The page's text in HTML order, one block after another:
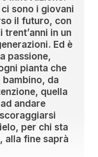
sono i giovani
il futuro, con
in un
Ed è
passione,
pianta che
da
quella
andare
per chi sta
alla fine saprà